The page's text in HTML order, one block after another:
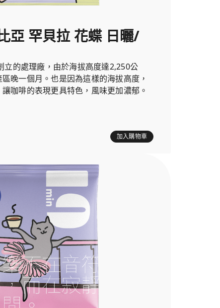
亞 罕貝拉 花蝶 日曬/
立的處理廠，由於海拔高度達2,250公
晚一個月。也是因為這樣的海拔高度，
咖啡的表現更具特色，風味更加濃郁。
加入購物車